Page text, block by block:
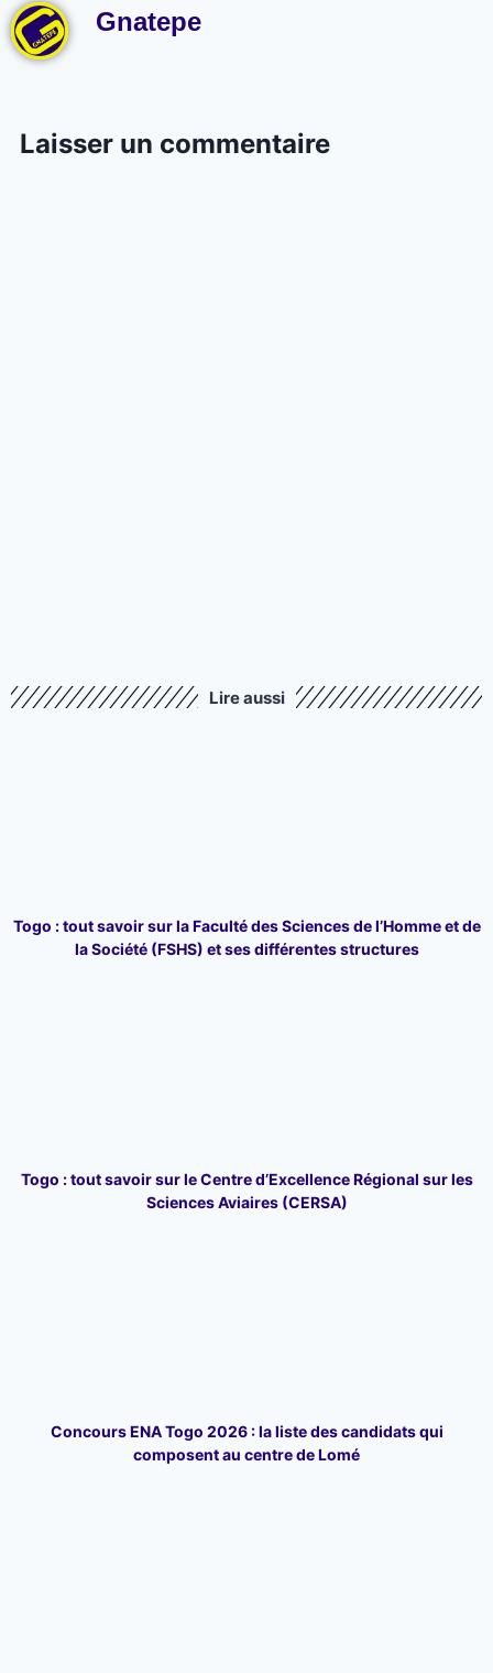
Gnatepe
Laisser un commentaire
Lire aussi
Togo : tout savoir sur la Faculté des Sciences de l’Homme et de
la Société (FSHS) et ses différentes structures
Togo : tout savoir sur le Centre d’Excellence Régional sur les
Sciences Aviaires (CERSA)
Concours ENA Togo 2026 : la liste des candidats qui
composent au centre de Lomé